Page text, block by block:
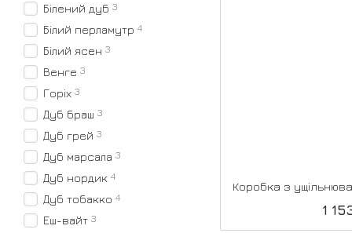
1
Білений дуб 3
Білий перламутр 4
Білий ясен 3
Венге 3
Горіх 3
Дуб браш 3
Дуб грей 3
Дуб марсала 3
Дуб нордик 4
Дуб тобакко 4
Еш-вайт 3